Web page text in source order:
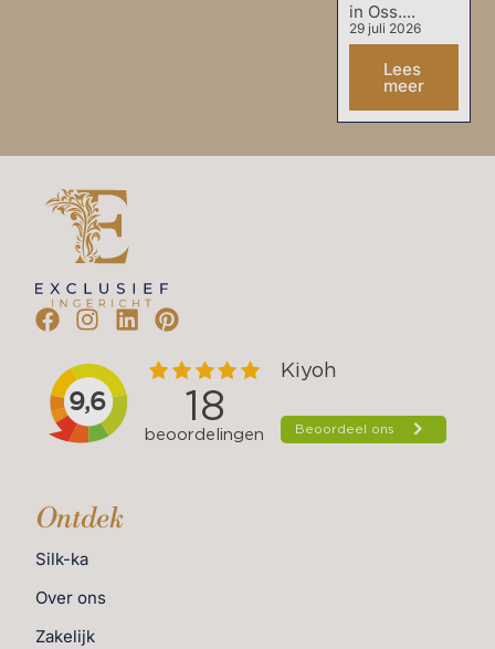
in Oss....
29 juli 2026
Lees
meer
Ontdek
Silk-ka
Over ons
Zakelijk